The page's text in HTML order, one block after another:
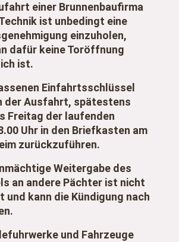
einer Brunnenbaufirma
ist unbedingt eine
einzuholen,
dafür keine Toröffnung
ist.
Einfahrtsschlüssel
der Ausfahrt, spätestens
Freitag der laufenden
Uhr in den Briefkasten am
zurückzuführen.
Weitergabe des
an andere Pächter ist nicht
kann die Kündigung nach
und Fahrzeuge